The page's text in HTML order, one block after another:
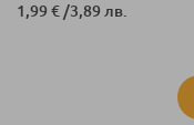
1,99 €/3,89 лв.